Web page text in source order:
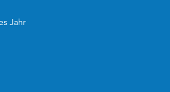
Jahr